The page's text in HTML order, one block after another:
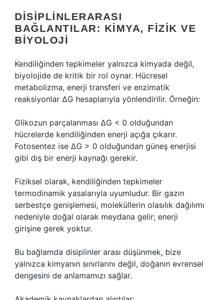
DISIPLINLERARASI
BAĞLANTILAR: KIMYA, FIZIK VE
BIYOLOJI
Kendiliğinden tepkimeler yalnızca kimyada değil,
biyolojide de kritik bir rol oynar. Hücresel
metabolizma, enerji transferi ve enzimatik
reaksiyonlar ΔG hesaplarıyla yönlendirilir. Örneğin:
Glikozun parçalanması ΔG < 0 olduğundan
hücrelerde kendiliğinden enerji açığa çıkarır.
Fotosentez ise ΔG > 0 olduğundan güneş enerjisi
gibi dış bir enerji kaynağı gerekir.
Fiziksel olarak, kendiliğinden tepkimeler
termodinamik yasalarıyla uyumludur. Bir gazın
serbestçe genişlemesi, moleküllerin olasılık dağılımı
nedeniyle doğal olarak meydana gelir; enerji
girişine gerek yoktur.
Bu bağlamda disiplinler arası düşünmek, bize
yalnızca kimyanın sınırlarını değil, doğanın evrensel
dengesini de anlamamızı sağlar.